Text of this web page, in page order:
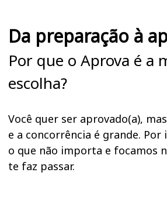
Da preparação à
Por que o Aprova é a
escolha?
Você quer ser aprovado(a),
e a concorrência é grande. Por
o que não importa e focamos
te faz passar.